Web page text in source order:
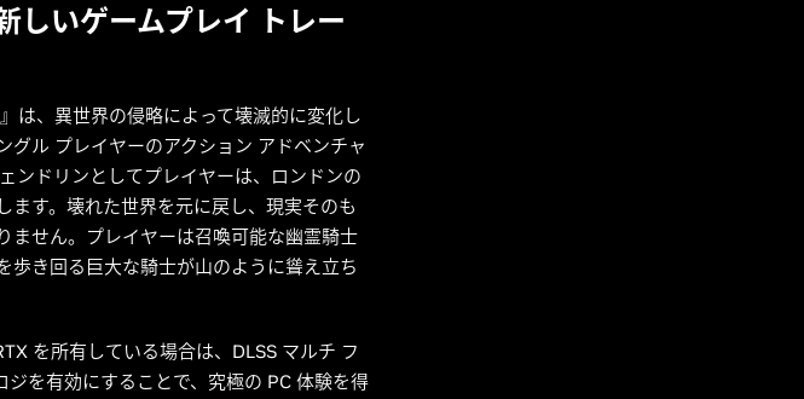
しいゲームプレイ トレー
』は、異世界の侵略によって壊滅的に変化し
ル プレイヤーのアクション アドベンチャ
ンドリンとしてプレイヤーは、ロンドンの
す。壊れた世界を元に戻し、現実そのも
ません。プレイヤーは召喚可能な幽霊騎士
歩き回る巨大な騎士が山のように聳え立ち
を所有している場合は、DLSS マルチ フ
を有効にすることで、究極の PC 体験を得